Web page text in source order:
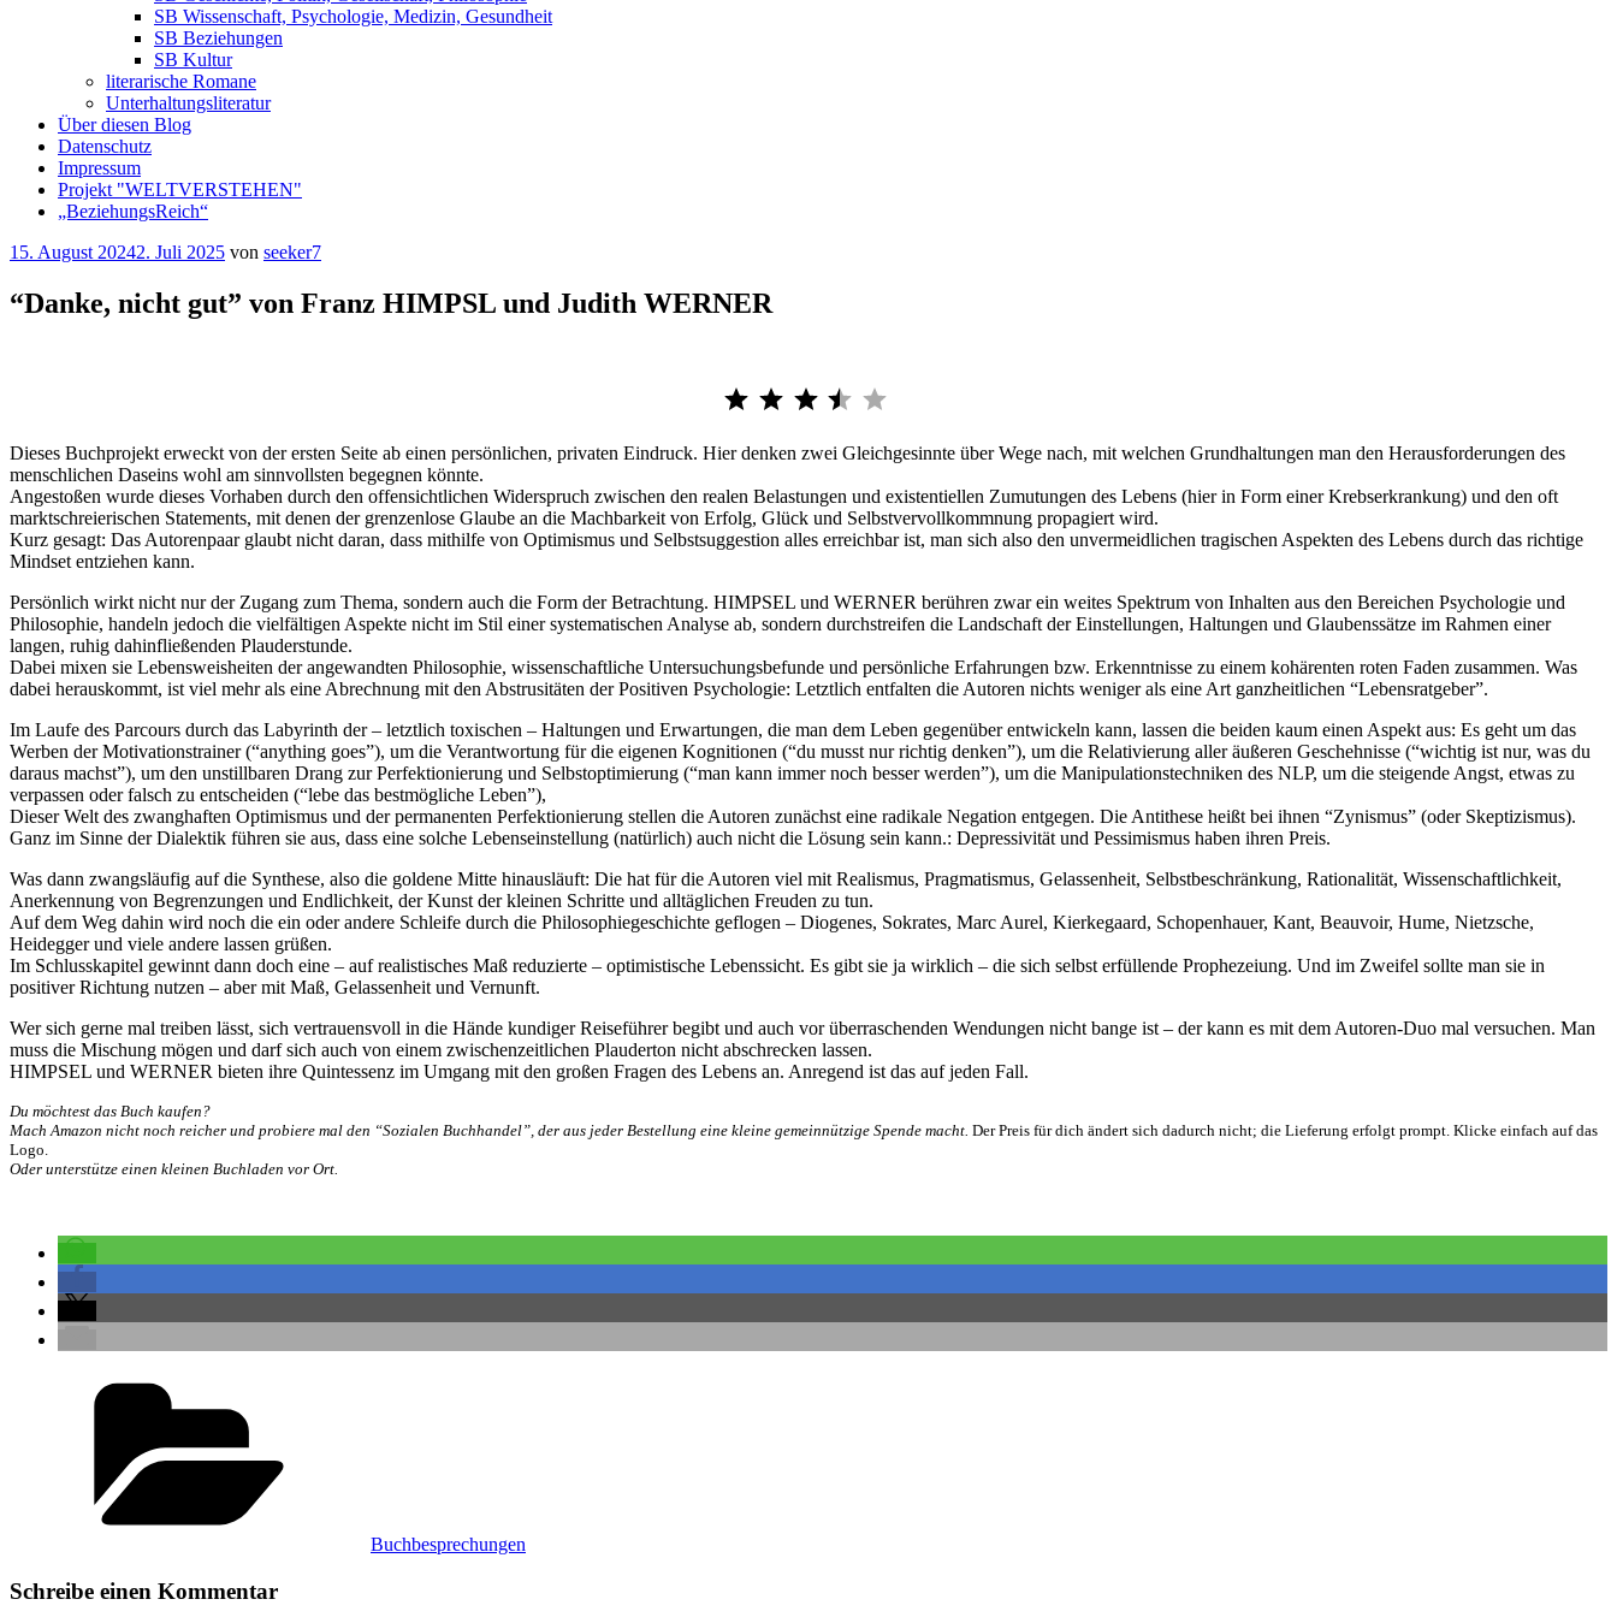
SB Wissenschaft, Psychologie, Medizin, Gesundheit
SB Beziehungen
SB Kultur
literarische Romane
Unterhaltungsliteratur
Über diesen Blog
Datenschutz
Impressum
Projekt "WELTVERSTEHEN"
„BeziehungsReich“
Veröffentlicht
15. August 20242. Juli 2025 von seeker7
“Danke, nicht gut” von Franz HIMPSL und Judith WERNER
Dieses Buchprojekt erweckt von der ersten Seite ab einen persönlichen, privaten Eindruck. Hier denken zwei Gleichgesinnte über Wege nach, mit welchen Grundhaltungen man den Herausforderungen des
menschlichen Daseins wohl am sinnvollsten begegnen könnte.
Angestoßen wurde dieses Vorhaben durch den offensichtlichen Widerspruch zwischen den realen Belastungen und existentiellen Zumutungen des Lebens (hier in Form einer Krebserkrankung) und den oft
marktschreierischen Statements, mit denen der grenzenlose Glaube an die Machbarkeit von Erfolg, Glück und Selbstvervollkommnung propagiert wird.
Kurz gesagt: Das Autorenpaar glaubt nicht daran, dass mithilfe von Optimismus und Selbstsuggestion alles erreichbar ist, man sich also den unvermeidlichen tragischen Aspekten des Lebens durch das richtige
Mindset entziehen kann.
Persönlich wirkt nicht nur der Zugang zum Thema, sondern auch die Form der Betrachtung. HIMPSEL und WERNER berühren zwar ein weites Spektrum von Inhalten aus den Bereichen Psychologie und
Philosophie, handeln jedoch die vielfältigen Aspekte nicht im Stil einer systematischen Analyse ab, sondern durchstreifen die Landschaft der Einstellungen, Haltungen und Glaubenssätze im Rahmen einer
langen, ruhig dahinfließenden Plauderstunde.
Dabei mixen sie Lebensweisheiten der angewandten Philosophie, wissenschaftliche Untersuchungsbefunde und persönliche Erfahrungen bzw. Erkenntnisse zu einem kohärenten roten Faden zusammen. Was
dabei herauskommt, ist viel mehr als eine Abrechnung mit den Abstrusitäten der Positiven Psychologie: Letztlich entfalten die Autoren nichts weniger als eine Art ganzheitlichen “Lebensratgeber”.
Im Laufe des Parcours durch das Labyrinth der – letztlich toxischen – Haltungen und Erwartungen, die man dem Leben gegenüber entwickeln kann, lassen die beiden kaum einen Aspekt aus: Es geht um das
Werben der Motivationstrainer (“anything goes”), um die Verantwortung für die eigenen Kognitionen (“du musst nur richtig denken”), um die Relativierung aller äußeren Geschehnisse (“wichtig ist nur, was du
daraus machst”), um den unstillbaren Drang zur Perfektionierung und Selbstoptimierung (“man kann immer noch besser werden”), um die Manipulationstechniken des NLP, um die steigende Angst, etwas zu
verpassen oder falsch zu entscheiden (“lebe das bestmögliche Leben”),
Dieser Welt des zwanghaften Optimismus und der permanenten Perfektionierung stellen die Autoren zunächst eine radikale Negation entgegen. Die Antithese heißt bei ihnen “Zynismus” (oder Skeptizismus).
Ganz im Sinne der Dialektik führen sie aus, dass eine solche Lebenseinstellung (natürlich) auch nicht die Lösung sein kann.: Depressivität und Pessimismus haben ihren Preis.
Was dann zwangsläufig auf die Synthese, also die goldene Mitte hinausläuft: Die hat für die Autoren viel mit Realismus, Pragmatismus, Gelassenheit, Selbstbeschränkung, Rationalität, Wissenschaftlichkeit,
Anerkennung von Begrenzungen und Endlichkeit, der Kunst der kleinen Schritte und alltäglichen Freuden zu tun.
Auf dem Weg dahin wird noch die ein oder andere Schleife durch die Philosophiegeschichte geflogen – Diogenes, Sokrates, Marc Aurel, Kierkegaard, Schopenhauer, Kant, Beauvoir, Hume, Nietzsche,
Heidegger und viele andere lassen grüßen.
Im Schlusskapitel gewinnt dann doch eine – auf realistisches Maß reduzierte – optimistische Lebenssicht. Es gibt sie ja wirklich – die sich selbst erfüllende Prophezeiung. Und im Zweifel sollte man sie in
positiver Richtung nutzen – aber mit Maß, Gelassenheit und Vernunft.
Wer sich gerne mal treiben lässt, sich vertrauensvoll in die Hände kundiger Reiseführer begibt und auch vor überraschenden Wendungen nicht bange ist – der kann es mit dem Autoren-Duo mal versuchen. Man
muss die Mischung mögen und darf sich auch von einem zwischenzeitlichen Plauderton nicht abschrecken lassen.
HIMPSEL und WERNER bieten ihre Quintessenz im Umgang mit den großen Fragen des Lebens an. Anregend ist das auf jeden Fall.
Du möchtest das Buch kaufen?
Mach Amazon nicht noch reicher und probiere mal den “Sozialen Buchhandel”, der aus jeder Bestellung eine kleine gemeinnützige Spende macht. Der Preis für dich ändert sich dadurch nicht; die Lieferung erfolgt prompt. Klicke einfach auf das
Logo.
Oder unterstütze einen kleinen Buchladen vor Ort.
Buchbesprechungen
Schreibe einen Kommentar